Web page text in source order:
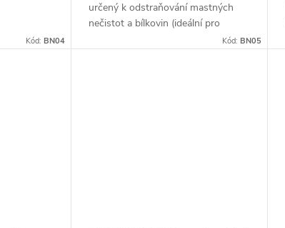
Kód:BN04
určený k odstraňování mastných
nečistot a bílkovin (ideální pro
čištění povrchů od hmyzu). BugKód: BN05